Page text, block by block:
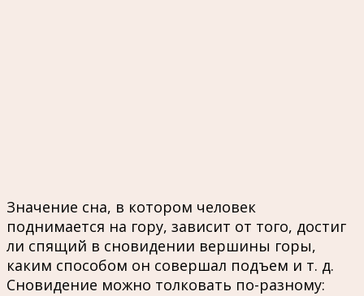
Значение сна, в котором человек
поднимается на гору, зависит от того, достиг
ли спящий в сновидении вершины горы,
каким способом он совершал подъем и т. д.
Сновидение можно толковать по-разному: